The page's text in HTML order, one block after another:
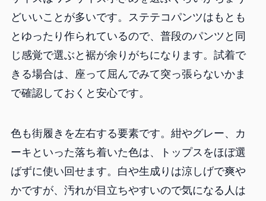
どいいことが多いです。ステテコパンツはもとも
とゆったり作られているので、普段のパンツと同
じ感覚で選ぶと裾が余りがちになります。試着で
きる場合は、座って屈んでみて突っ張らないかま
で確認しておくと安心です。
色も街履きを左右する要素です。紺やグレー、カ
ーキといった落ち着いた色は、トップスをほぼ選
ばずに使い回せます。白や生成りは涼しげで爽や
かですが、汚れが目立ちやすいので気になる人は